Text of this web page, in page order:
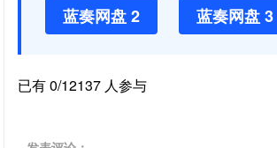
蓝奏网盘 2 蓝奏网盘 3
已有 0/12137 人参与